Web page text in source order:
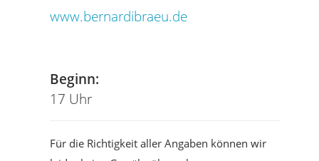
www.bernardibraeu.de
Beginn:
17 Uhr
Für die Richtigkeit aller Angaben können wir